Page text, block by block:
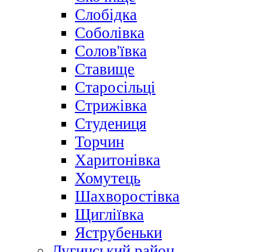
Слобідка
Соболівка
Солов'ївка
Ставище
Старосільці
Стрижівка
Студениця
Торчин
Харитонівка
Хомутець
Шахворостівка
Щигліївка
Яструбеньки